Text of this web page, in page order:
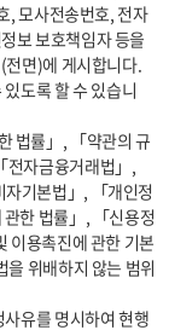
, 모사전송번호, 전자
보 보호책임자 등을
전면)에 게시합니다.
도록 할 수 있습니
전자금융거래법」,
자기본법」, 「개인정
한 법률」, 「신용정
이용촉진에 관한 기본
위배하지 않는 범위